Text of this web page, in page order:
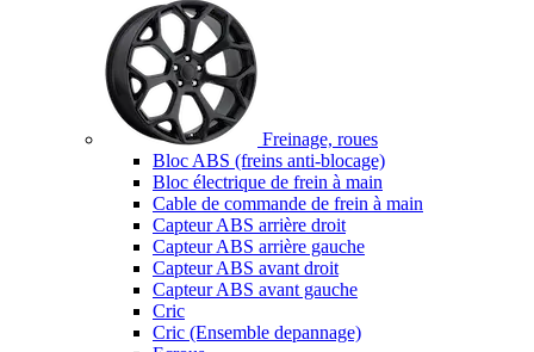
Freinage, roues
Bloc ABS (freins anti-blocage)
Bloc électrique de frein à main
Cable de commande de frein à main
Capteur ABS arrière droit
Capteur ABS arrière gauche
Capteur ABS avant droit
Capteur ABS avant gauche
Cric
Cric (Ensemble depannage)